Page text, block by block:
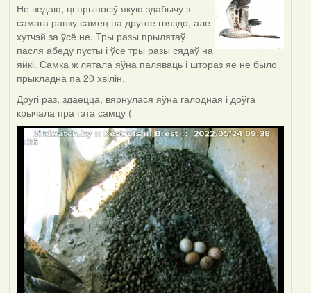
Не ведаю, ці прыносіў якую здабычу з
самага ранку самец на другое гняздо, але
хутчэй за ўсё не. Тры разы прылятаў
пасля абеду пусты і ўсе тры разы сядаў на
яйкі. Самка ж лятала яўна паляваць і штораз яе не было
прыкладна па 20 хвілін.
Другі раз, здаецца, вярнулася яўна галодная і доўга
крычала пра гэта самцу (